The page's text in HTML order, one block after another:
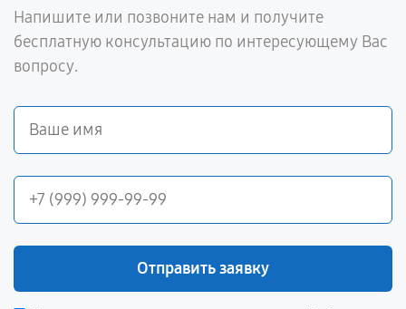
Напишите или позвоните нам и получите
бесплатную консультацию по интересующему Вас
вопросу.
Отправить заявку